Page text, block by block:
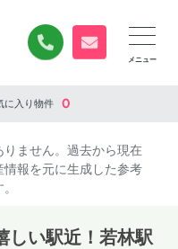
0120-840-834
無料お問い合
に入り物件 0
ません。過去から現在
情報を元に生成した参考
しい駅近！若林駅